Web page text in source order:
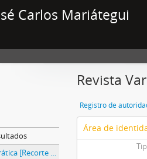
Carlos Mariátegui
Al. Smith y la batalla democrática [Recorte de prensa]
Revista
Registro de
Área de